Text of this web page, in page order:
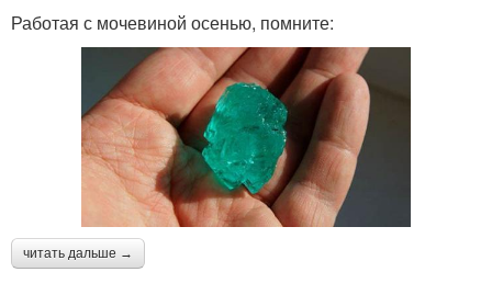
Работая с мочевиной осенью, помните:
читать дальше →